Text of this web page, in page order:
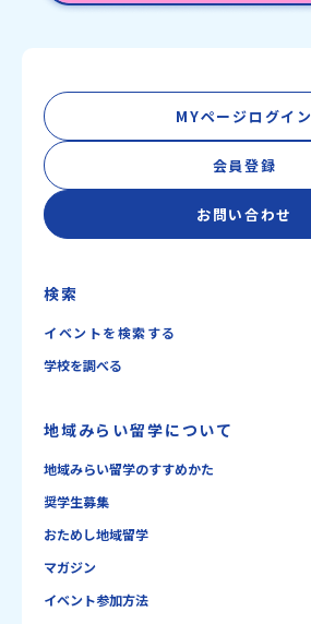
MYページログイン
会員登録
お問い合わせ
検索
イベントを検索する
学校を調べる
地域みらい留学について
地域みらい留学のすすめかた
奨学生募集
おためし地域留学
マガジン
イベント参加方法